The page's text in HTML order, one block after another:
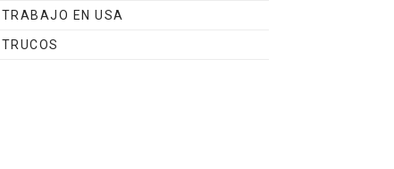
TRABAJO EN USA
TRUCOS